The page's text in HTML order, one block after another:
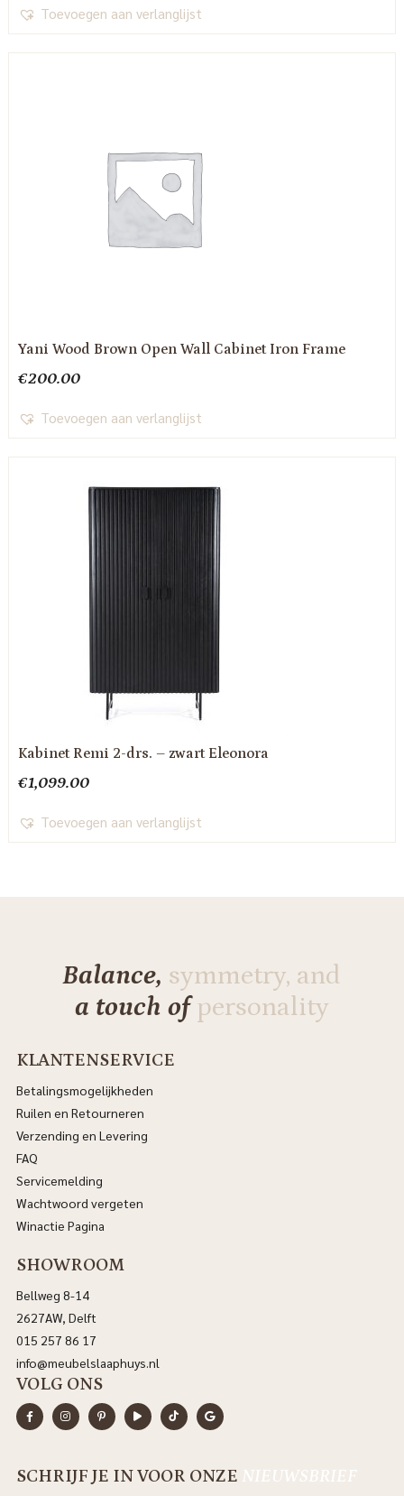
Toevoegen aan verlanglijst
Yani Wood Brown Open Wall Cabinet Iron Frame
€200.00
Toevoegen aan verlanglijst
Kabinet Remi 2-drs. – zwart Eleonora
€1,099.00
Toevoegen aan verlanglijst
Balance, symmetry, and
a touch ofpersonality
KLANTENSERVICE
Betalingsmogelijkheden
Ruilen en Retourneren
Verzending en Levering
FAQ
Servicemelding
Wachtwoord vergeten
Winactie Pagina
SHOWROOM
Bellweg 8-14
2627AW, Delft
015 257 86 17
info@meubelslaaphuys.nl
VOLG ONS
SCHRIJF JE IN VOOR ONZE NIEUWSBRIEF